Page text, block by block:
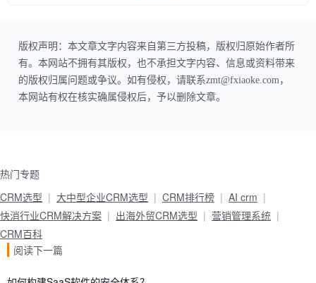
版权声明：本文章文字内容来自第三方投稿，版权归原始作者所
有。本网站不拥有其版权，也不承担文字内容、信息或资料带来
的版权归属问题或争议。如有侵权，请联系zmt@fxiaoke.com，
本网站有权在核实确属侵权后，予以删除文章。
热门专题
CRM选型
大中型企业CRM选型 CRM排行榜
AI crm
快消行业CRM解决方案
出海外贸CRM选型
营销管理系统
CRM百科
阅读下一篇